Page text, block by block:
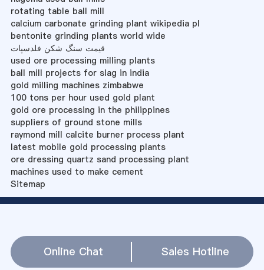
rotating table ball mill
calcium carbonate grinding plant wikipedia pl
bentonite grinding plants world wide
قیمت سنگ شکن فلدسپات
used ore processing milling plants
ball mill projects for slag in india
gold milling machines zimbabwe
100 tons per hour used gold plant
gold ore processing in the philippines
suppliers of ground stone mills
raymond mill calcite burner process plant
latest mobile gold processing plants
ore dressing quartz sand processing plant
machines used to make cement
Sitemap
Online Chat Sales Hotline